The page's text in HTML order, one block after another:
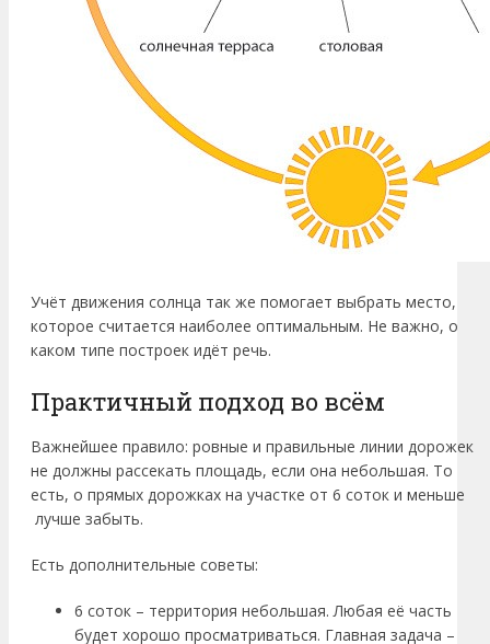
Учёт движения солнца так же помогает выбрать место,
которое считается наиболее оптимальным. Не важно, о
каком типе построек идёт речь.
Практичный подход во всём
Важнейшее правило: ровные и правильные линии дорожек
не должны рассекать площадь, если она небольшая. То
есть, о прямых дорожках на участке от 6 соток и меньше
лучше забыть.
Есть дополнительные советы:
6 соток – территория небольшая. Любая её часть
будет хорошо просматриваться. Главная задача –